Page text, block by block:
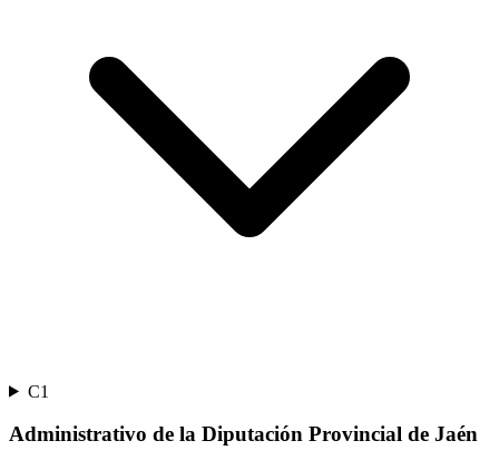
C1
Administrativo de la Diputación Provincial de Jaén